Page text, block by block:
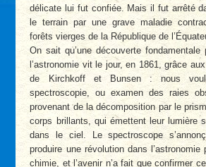
délicate lui fut confiée. Mais il fut arrêté
le terrain par une grave maladie
forêts vierges de la République de
On sait qu’une découverte
l’astronomie vit le jour, en 1861, grâce
de Kirchkoff et Bunsen : nous
spectroscopie, ou examen des raies
provenant de la décomposition par le
corps brillants, qui émettent leur lumière
dans le ciel. Le spectroscope
produire une révolution dans
chimie, et l’avenir n’a fait que confirmer